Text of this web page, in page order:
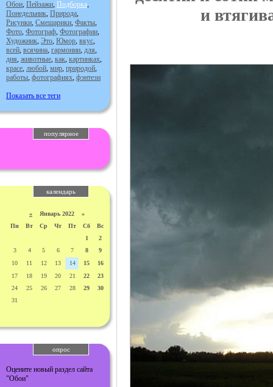
Обои, Пейзажи, Подборка,
Понедельник, Природа,
Рисунки, Смешарики, Факты,
Фото, Фотограф, Фотографии,
Художник, Это, Юмор, вкус,
всей, всячина, гармонии, для,
дня, животные, как, картинках,
красе, любой, мир, природой,
работы, фотографиях, фэнтези
Показать все теги
популярное
календарь
« Январь 2022 »
Пн
Вт Ср Чт Пт Сб
Вс
1
2
3
4 5 6 7 8
9
10
11 12 13 14 15
16
17
18 19 20 21 22
23
24
25 26 27 28 29
30
31
опрос
Оцените новый раздел сайта
"Обои"
и